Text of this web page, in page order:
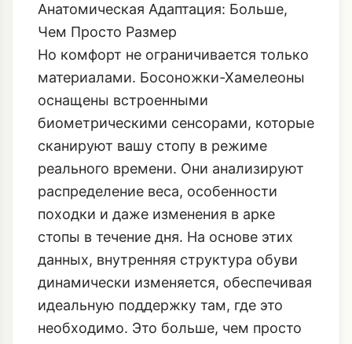
Анатомическая Адаптация: Больше,
Чем Просто Размер
Но комфорт не ограничивается только
материалами. Босоножки-Хамелеоны
оснащены встроенными
биометрическими сенсорами, которые
сканируют вашу стопу в режиме
реального времени. Они анализируют
распределение веса, особенности
походки и даже изменения в арке
стопы в течение дня. На основе этих
данных, внутренняя структура обуви
динамически изменяется, обеспечивая
идеальную поддержку там, где это
необходимо. Это больше, чем просто